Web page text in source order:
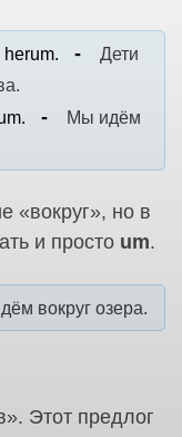
Дети
Мы идём
«вокруг», но в
и просто um.
вокруг озера.
Этот предлог